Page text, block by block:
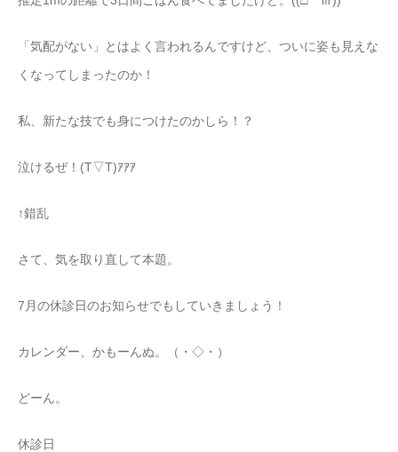
「気配がない」とはよく言われるんですけど、ついに姿も見えな
くなってしまったのか！
私、新たな技でも身につけたのかしら！？
泣けるぜ！(T▽T)ｱｱｱ
↑錯乱
さて、気を取り直して本題。
7月の休診日のお知らせでもしていきましょう！
カレンダー、かもーんぬ。（・◇・）
どーん。
休診日